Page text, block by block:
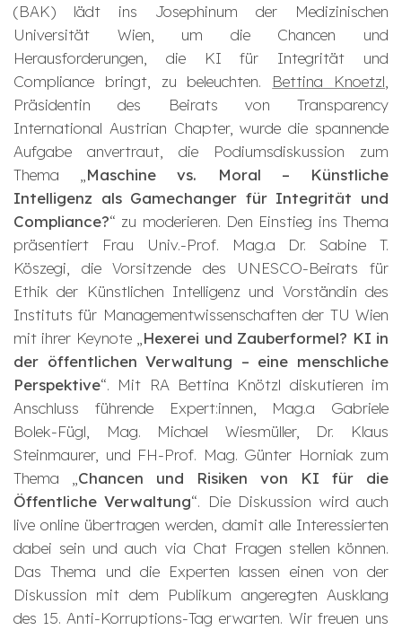
(BAK) lädt ins Josephinum der Medizinischen
Universität Wien, um die Chancen und
Herausforderungen, die KI für Integrität und
Compliance bringt, zu beleuchten. Bettina Knoetzl
Präsidentin des Beirats von Transparency
International Austrian Chapter, wurde die spannende
Aufgabe anvertraut, die Podiumsdiskussion zum
Thema „ Maschine vs. Moral – Künstliche
Intelligenz als Gamechanger für Integrität und
Compliance?“ zu moderieren. Den Einstieg ins Thema
präsentiert Frau Univ.-Prof. Mag.a Dr.Sabine T.
Köszegi, die Vorsitzende des UNESCO-Beirats für
Ethik der Künstlichen Intelligenz und Vorständin des
Instituts für Managementwissenschaften der TU Wien
mit ihrer Keynote „ Hexerei und Zauberformel? KI in
der öffentlichen Verwaltung – eine menschliche
Perspektive“. Mit RA Bettina Knötzl diskutieren im
Anschluss führende Expert:innen, Mag.a Gabriele
Bolek-Fügl, Mag. Michael Wiesmüller, Dr. Klaus
Steinmaurer, und FH-Prof. Mag. Günter Horniak zum
Thema „ Chancen und Risiken von KI für die
Öffentliche Verwaltung“. Die Diskussion wird auch
live online übertragen werden, damit alle Interessierten
dabei sein und auch via Chat Fragen stellen können.
Das Thema und die Experten lassen einen von der
Diskussion mit dem Publikum angeregten Ausklang
des 15. Anti-Korruptions-Tag erwarten. Wir freuen uns